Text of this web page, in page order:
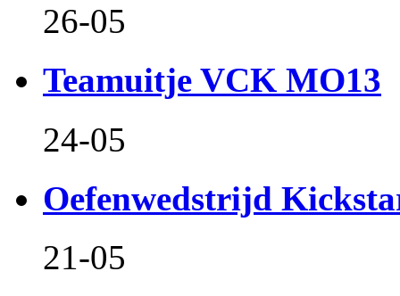
26-05
Teamuitje VCK MO13
24-05
Oefenwedstrijd
21-05